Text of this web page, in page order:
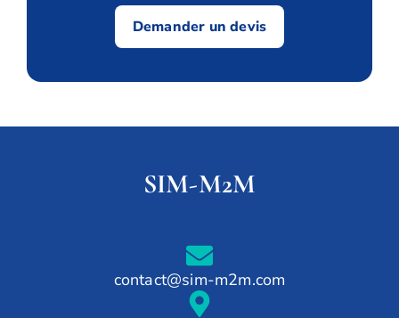
Demander un devis
SIM-M2M
contact@sim-m2m.com